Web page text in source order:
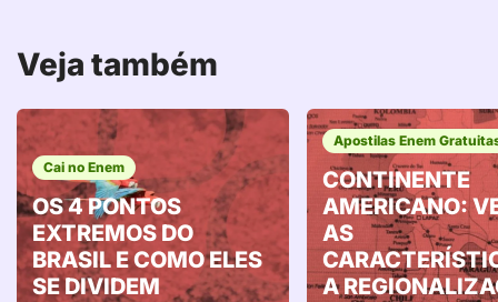
Veja também
Cai no Enem
OS 4 PONTOS
EXTREMOS DO
BRASIL E COMO ELES
SE DIVIDEM
Apostilas Enem
CONTINENTE
AMERICANO:
AS
A